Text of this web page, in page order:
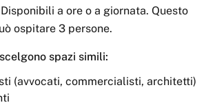
a ore o a giornata. Questo
ospitare 3 persone.
spazi simili:
(avvocati, commercialisti, architetti)